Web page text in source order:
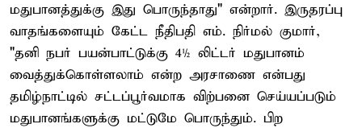
மதுபானத்துக்கு இது பொருந்தாது" என்றார். இருதரப்பு
வாதங்களையும் கேட்ட நீதிபதி எம். நிர்மல் குமார்,
"தனி நபர் பயன்பாட்டுக்கு 4½ லிட்டர் மதுபானம்
வைத்துக்கொள்ளலாம் என்ற அரசாணை என்பது
தமிழ்நாட்டில் சட்டப்பூர்வமாக விற்பனை செய்யப்படும்
மதுபானங்களுக்கு மட்டுமே பொருந்தும். பிற